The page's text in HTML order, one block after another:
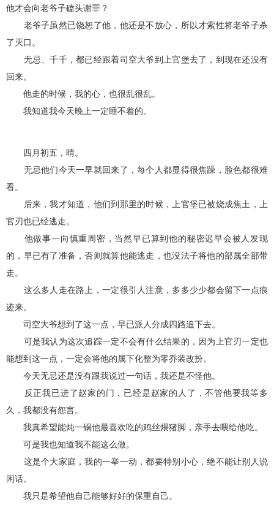
他才会向老爷子磕头谢罪？
老爷子虽然已饶恕了他，他还是不放心，所以才索性将老爷子杀
了灭口。
无忌、千千，都已经跟着司空大爷到上官堡去了，到现在还没有
回来。
他走的时候，我的心，也很乱很乱。
我知道我今天晚上一定睡不着的。
四月初五，晴。
无忌他们今天一早就回来了，每个人都显得很焦躁，脸色都很难
看。
后来，我才知道，他们到那里的时候，上官堡已被烧成焦土，上
官刃也已经逃走。
他做事一向慎重周密，当然早已算到他的秘密迟早会被人发现
的，早已有了准备，否则就算他能逃走，也没法子将他的部属全部带
走。
这么多人走在路上，一定很引人注意，多多少少都会留下一点痕
迹来。
司空大爷想到了这一点，早已派人分成四路追下去。
可是我认为这次追踪一定不会有什么结果的，因为上官刃一定也
能想到这一点，一定会将他的属下化整为零乔装改扮。
今天无忌还是没有跟我说过一句话，我还是不怪他。
反正我已进了赵家的门，已经是赵家的人了，不管他要我等多
久，我都没有怨言。
我真希望能炖一锅他最喜欢吃的鸡丝煨猪脚，亲手去喂给他吃。
可是我也知道我不能这么做。
这是个大家庭，我的一举一动，都要特别小心，绝不能让别人说
闲话。
我只是希望他自己能够好好的保重自己。